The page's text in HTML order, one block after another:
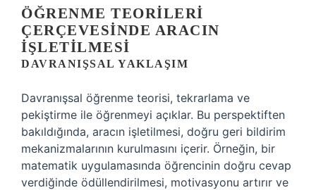
ÖĞRENME TEORILERI
ÇERÇEVESINDE ARACIN
İŞLETILMESI
DAVRANIŞSAL YAKLAŞIM
Davranışsal öğrenme teorisi, tekrarlama ve
pekiştirme ile öğrenmeyi açıklar. Bu perspektiften
bakıldığında, aracın işletilmesi, doğru geri bildirim
mekanizmalarının kurulmasını içerir. Örneğin, bir
matematik uygulamasında öğrencinin doğru cevap
verdiğinde ödüllendirilmesi, motivasyonu artırır ve